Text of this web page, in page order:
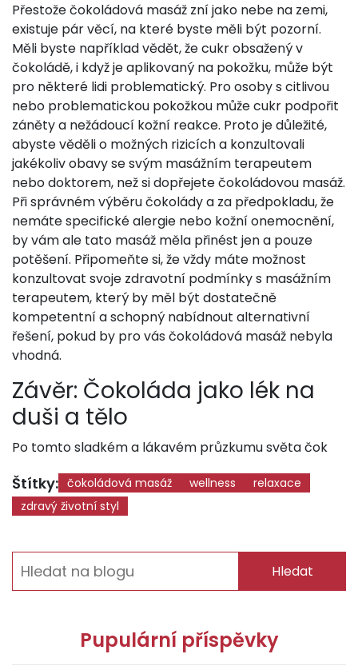
Přestože čokoládová masáž zní jako nebe na zemi,
existuje pár věcí, na které byste měli být pozorní.
Měli byste například vědět, že cukr obsažený v
čokoládě, i když je aplikovaný na pokožku, může být
pro některé lidi problematický. Pro osoby s citlivou
nebo problematickou pokožkou může cukr podpořit
záněty a nežádoucí kožní reakce. Proto je důležité,
abyste věděli o možných rizicích a konzultovali
jakékoliv obavy se svým masážním terapeutem
nebo doktorem, než si dopřejete čokoládovou masáž.
Při správném výběru čokolády a za předpokladu, že
nemáte specifické alergie nebo kožní onemocnění,
by vám ale tato masáž měla přinést jen a pouze
potěšení. Připomeňte si, že vždy máte možnost
konzultovat svoje zdravotní podmínky s masážním
terapeutem, který by měl být dostatečně
kompetentní a schopný nabídnout alternativní
řešení, pokud by pro vás čokoládová masáž nebyla
vhodná.
Závěr: Čokoláda jako lék na
duši a tělo
Po tomto sladkém a lákavém průzkumu světa čok
Štítky: čokoládová masáž wellness
relaxace
zdravý životní styl
Hledat
Pupulární příspěvky